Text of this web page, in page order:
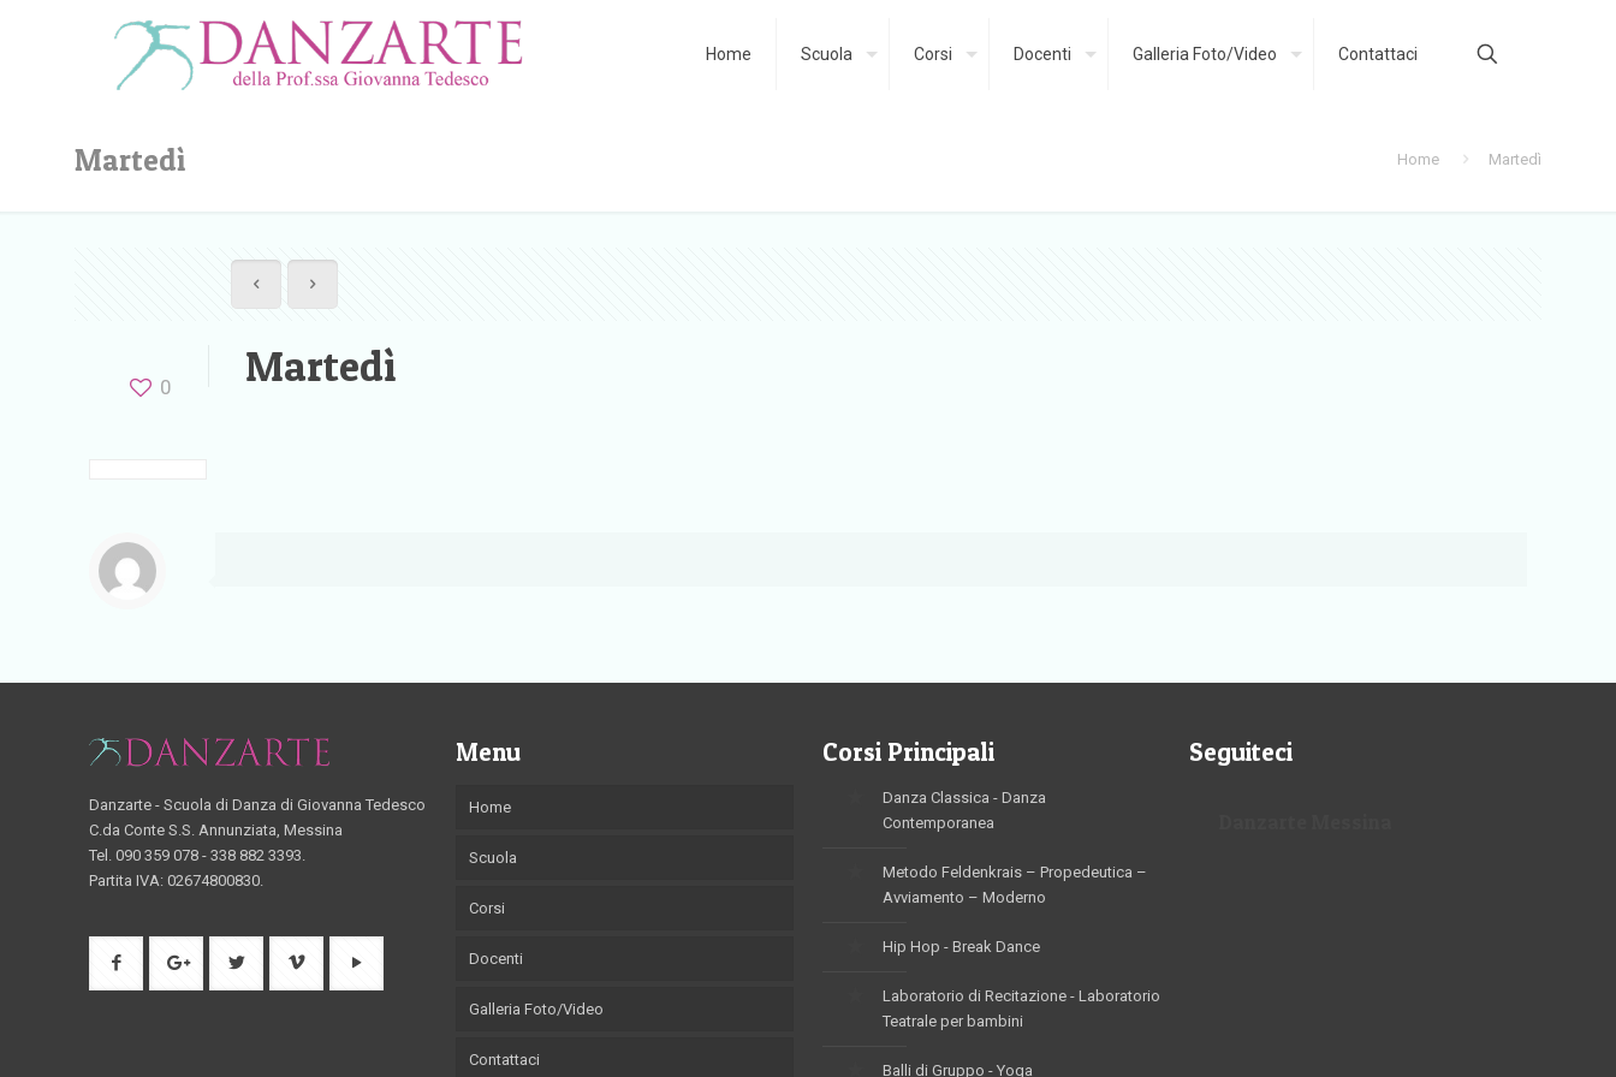
Home Scuola Corsi Docenti Galleria Foto/Video Contattaci
Martedì Home Martedì
0 Martedì
Danzarte - Scuola di Danza di Giovanna Tedesco
C.da Conte S.S. Annunziata, Messina
Tel. 090 359 078 - 338 882 3393.
Partita IVA: 02674800830.
Menu
Home
Scuola
Corsi
Docenti
Galleria Foto/Video
Contattaci
Corsi Principali
Danza Classica - Danza
Contemporanea
Metodo Feldenkrais – Propedeutica –
Avviamento – Moderno
Hip Hop - Break Dance
Laboratorio di Recitazione - Laboratorio
Teatrale per bambini
Balli di Gruppo - Yoga
Seguiteci